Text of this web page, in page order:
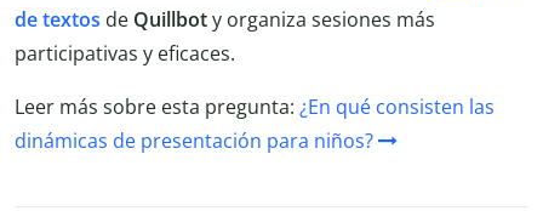
de textos de Quillboty organiza sesiones más
participativas y eficaces.
Leer más sobre esta pregunta: ¿En qué consisten las
dinámicas de presentación para niños?